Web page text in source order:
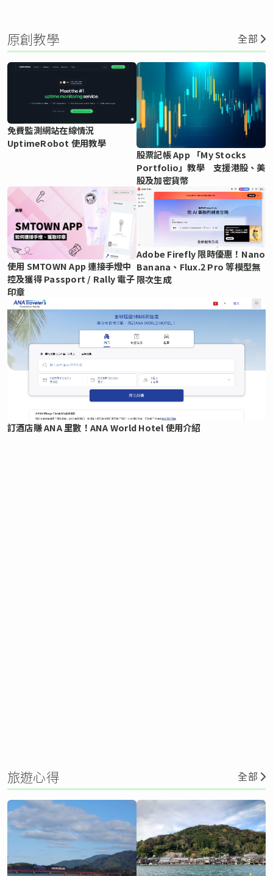
原創教學 全部
免費監測網站在線情況
UptimeRobot 使用教學
股票記帳 App 「My Stocks
Portfolio」教學 支援港股、美
股及加密貨幣
使用 SMTOWN App 連接手燈中
控及獲得 Passport / Rally 電子
印章
Adobe Firefly 限時優惠！Nano
Banana、Flux.2 Pro 等模型無
限次生成
訂酒店賺 ANA 里數！ANA World Hotel 使用介紹
旅遊心得 全部